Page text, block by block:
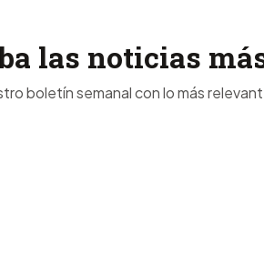
las noticias
boletín semanal con lo más